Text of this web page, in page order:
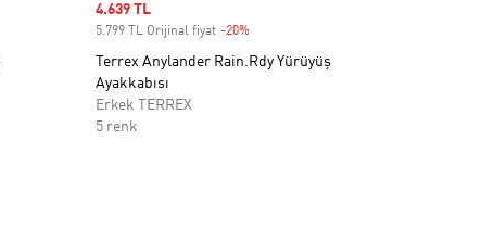
Sale price
4.639 TL
5.799 TL Orijinal fiyat -20%Discount
Terrex Anylander Rain.Rdy Yürüyüş
Ayakkabısı
Erkek TERREX
5 renk